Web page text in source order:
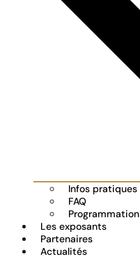
Infos pratiques
FAQ
Programmation
Les exposants
Partenaires
Actualités